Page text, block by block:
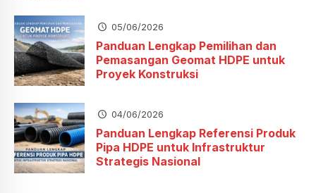
05/06/2026
Panduan Lengkap Pemilihan dan
Pemasangan Geomat HDPE untuk
Proyek Konstruksi
04/06/2026
Panduan Lengkap Referensi Produk
Pipa HDPE untuk Infrastruktur
Strategis Nasional